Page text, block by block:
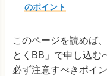
のポイント
このページを読めば
とくBB」で申し込む
必ず注意すべきポイ